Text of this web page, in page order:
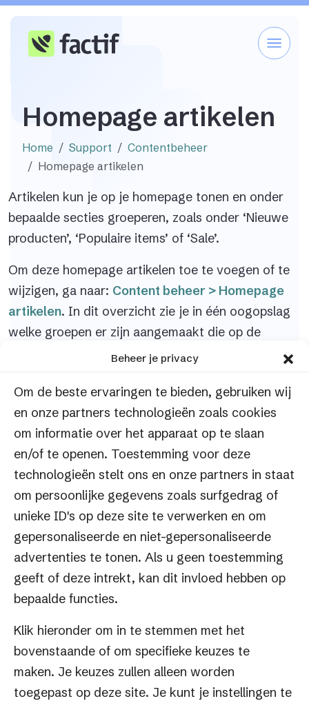
Beheer je privacy
Om de beste ervaringen te bieden, gebruiken wij
en onze partners technologieën zoals cookies
om informatie over het apparaat op te slaan
en/of te openen. Toestemming voor deze
technologieën stelt ons en onze partners in staat
om persoonlijke gegevens zoals surfgedrag of
unieke ID's op deze site te verwerken en om
gepersonaliseerde en niet-gepersonaliseerde
advertenties te tonen. Als u geen toestemming
geeft of deze intrekt, kan dit invloed hebben op
bepaalde functies.
Klik hieronder om in te stemmen met het
bovenstaande of om specifieke keuzes te
maken. Je keuzes zullen alleen worden
toegepast op deze site. Je kunt je instellingen te
Homepage artikelen
Home Support
Contentbeheer
Homepage artikelen
Artikelen kun je op je homepage tonen en onder
bepaalde secties groeperen, zoals onder ‘Nieuwe
producten’, ‘Populaire items’ of ‘Sale’.
Om deze homepage artikelen toe te voegen of te
wijzigen, ga naar: Content beheer > Homepage
artikelen. In dit overzicht zie je in één oogopslag
welke groepen er zijn aangemaakt die op de
homepage worden getoond en welke
vallen. Het is mogelijk om nieuwe homepage
groepen én artikelen toe te voegen, bestaande
homepage groepen/artikelen te wijzigen en te
verwijderen.
Onder Artikelen
Groep: Deze niet aanpassen.
Artikelnummers: Vul hier de artikelnummers in
van de producten die je aan de groep wilt
koppelen.